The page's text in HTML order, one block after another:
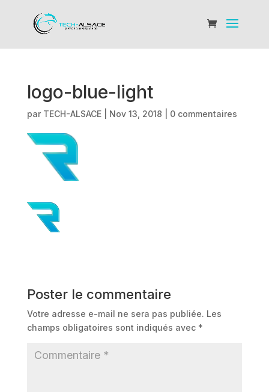
logo-blue-light
par TECH-ALSACE| Nov 13, 2018 0 commentaires
Poster le commentaire
Votre adresse e-mail ne sera pas publiée. Les
champs obligatoires sont indiqués avec *